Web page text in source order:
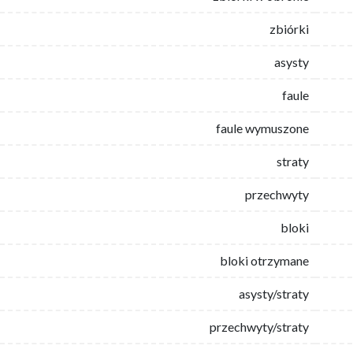
zbiórki
asysty
faule
faule wymuszone
straty
przechwyty
bloki
bloki otrzymane
asysty/straty
przechwyty/straty